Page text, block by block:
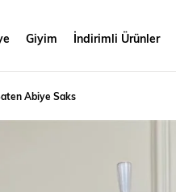
Giyim İndirimli Ürünler
Abiye Saks